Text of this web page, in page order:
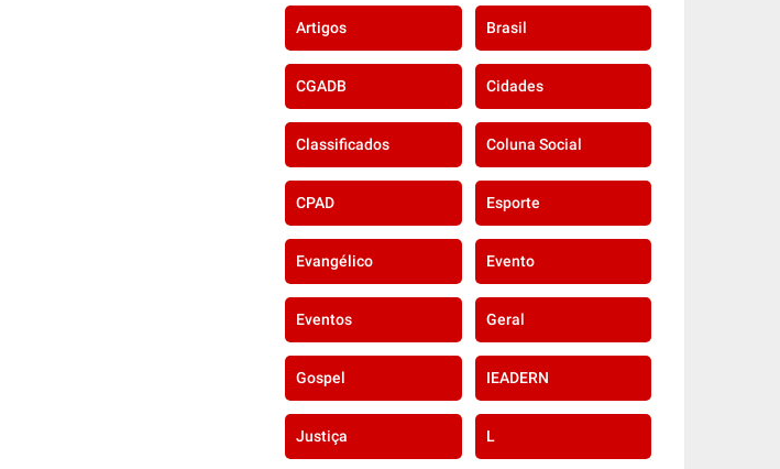
Artigos Brasil
CGADB Cidades
Classificados Coluna Social
CPAD Esporte
Evangélico Evento
Eventos Geral
Gospel IEADERN
Justiça L